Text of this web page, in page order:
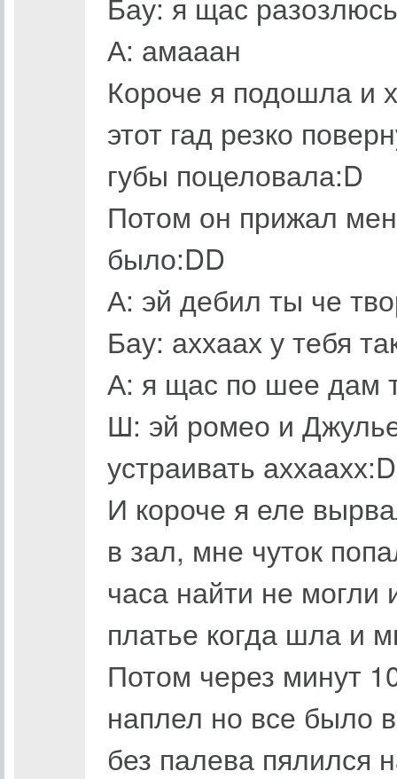
А: амааан
Короче я подошла и
этот гад резко
губы поцеловала:D
Потом он прижал
было:DD
А: эй дебил ты че
Бау: аххаах у тебя
А: я щас по шее дам
Ш: эй ромео и
устраивать
И короче я еле
в зал, мне чуток
часа найти не могли
платье когда шла и
Потом через минут
наплел но все было
без палева пялился